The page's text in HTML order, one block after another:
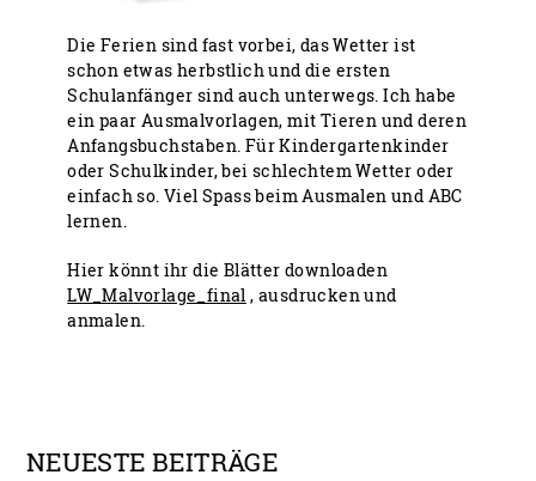
Die Ferien sind fast vorbei, das Wetter ist
schon etwas herbstlich und die ersten
Schulanfänger sind auch unterwegs. Ich habe
ein paar Ausmalvorlagen, mit Tieren und deren
Anfangsbuchstaben. Für Kindergartenkinder
oder Schulkinder, bei schlechtem Wetter oder
einfach so. Viel Spass beim Ausmalen und ABC
lernen.
Hier könnt ihr die Blätter downloaden
LW_Malvorlage_final , ausdrucken und
anmalen.
NEUESTE BEITRÄGE